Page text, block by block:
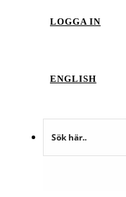
LOGGA IN
ENGLISH